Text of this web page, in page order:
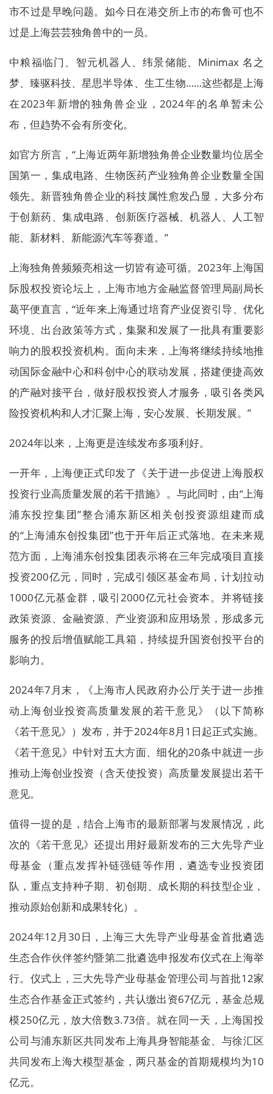
市不过是早晚问题。如今日在港交所上市的布鲁可也不
过是上海芸芸独角兽中的一员。
中粮福临门、智元机器人、纬景储能、Minimax 名之
梦、臻驱科技、星思半导体、生工生物……这些都是上海
在2023年新增的独角兽企业，2024年的名单暂未公
布，但趋势不会有所变化。
如官方所言，“上海近两年新增独角兽企业数量均位居全
国第一，集成电路、生物医药产业独角兽企业数量全国
领先。新晋独角兽企业的科技属性愈发凸显，大多分布
于创新药、集成电路、创新医疗器械、机器人、人工智
能、新材料、新能源汽车等赛道。”
上海独角兽频频亮相这一切皆有迹可循。2023年上海国
际股权投资论坛上，上海市地方金融监督管理局副局长
葛平便直言，“近年来上海通过培育产业促资引导、优化
环境、出台政策等方式，集聚和发展了一批具有重要影
响力的股权投资机构。面向未来，上海将继续持续地推
动国际金融中心和科创中心的联动发展，搭建便捷高效
的产融对接平台，做好股权投资人才服务，吸引各类风
险投资机构和人才汇聚上海，安心发展、长期发展。”
2024年以来，上海更是连续发布多项利好。
一开年，上海便正式印发了《关于进一步促进上海股权
投资行业高质量发展的若干措施》。与此同时，由“上海
浦东投控集团”整合浦东新区相关创投资源组建而成
的“上海浦东创投集团”也于开年后正式落地。在未来规
范方面，上海浦东创投集团表示将在三年完成项目直接
投资200亿元，同时，完成引领区基金布局，计划拉动
1000亿元基金群，吸引2000亿元社会资本。并将链接
政策资源、金融资源、产业资源和应用场景，形成多元
服务的投后增值赋能工具箱，持续提升国资创投平台的
影响力。
2024年7月末，《上海市人民政府办公厅关于进一步推
动上海创业投资高质量发展的若干意见》（以下简称
《若干意见》）发布，并于2024年8月1日起正式实施。
《若干意见》中针对五大方面、细化的20条中就进一步
推动上海创业投资（含天使投资）高质量发展提出若干
意见。
值得一提的是，结合上海市的最新部署与发展情况，此
次的《若干意见》还提出用好最新发布的三大先导产业
母基金（重点发挥补链强链等作用，遴选专业投资团
队，重点支持种子期、初创期、成长期的科技型企业，
推动原始创新和成果转化）。
2024年12月30日，上海三大先导产业母基金首批遴选
生态合作伙伴签约暨第二批遴选申报发布仪式在上海举
行。仪式上，三大先导产业母基金管理公司与首批12家
生态合作基金正式签约，共认缴出资67亿元，基金总规
模250亿元，放大倍数3.73倍。就在同一天，上海国投
公司与浦东新区共同发布上海具身智能基金、与徐汇区
共同发布上海大模型基金，两只基金的首期规模均为10
亿元。